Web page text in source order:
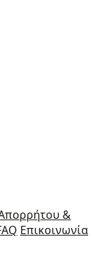
&
Επικοινωνία